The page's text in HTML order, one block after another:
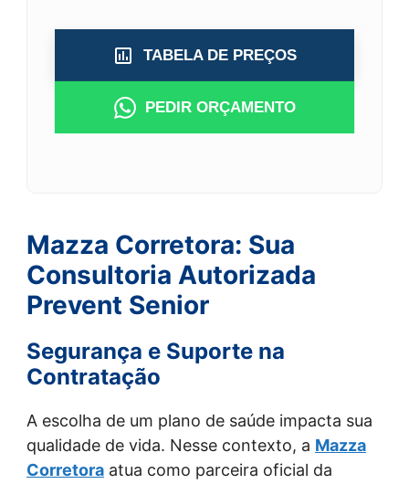
TABELA DE PREÇOS
PEDIR ORÇAMENTO
Mazza Corretora: Sua
Consultoria Autorizada
Prevent Senior
Segurança e Suporte na
Contratação
A escolha de um plano de saúde impacta sua
qualidade de vida. Nesse contexto, a Mazza
Corretora atua como parceira oficial da